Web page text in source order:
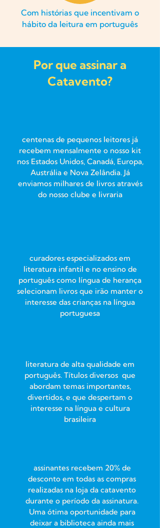
Com histórias que incentivam o
hábito da leitura em português
Por que assinar a
Catavento?
centenas de pequenos leitores já
recebem mensalmente o nosso kit
nos Estados Unidos, Canadá, Europa,
Austrália e Nova Zelândia. Já
enviamos milhares de livros através
do nosso clube e livraria
curadores especializados em
literatura infantil e no ensino de
português como língua de herança
selecionam livros que irão manter o
interesse das crianças na língua
portuguesa
literatura de alta qualidade em
português. Títulos diversos que
abordam temas importantes,
divertidos, e que despertam o
interesse na língua e cultura
brasileira
assinantes recebem 20% de
desconto em todas as compras
realizadas na loja da catavento
durante o período da assinatura.
Uma ótima oportunidade para
deixar a biblioteca ainda mais